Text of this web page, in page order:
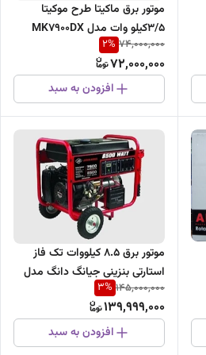
موتور برق ماکیتا طرح موکیتا
3/5کیلو وات مدل MK7900DX
74,000,000
2%
72,000,000
افزودن به سبد
موتور برق 8.5 کیلووات تک فاز
استارتی بنزینی جیانگ دانگ مدل
JD8500THEB
145,000,000
3%
139,999,000
افزودن به سبد